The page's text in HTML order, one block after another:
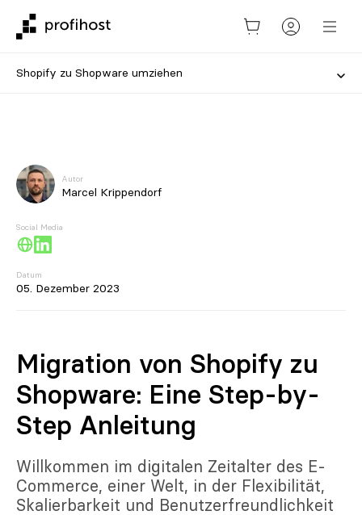
Shopify zu Shopware umziehen
Autor
Marcel Krippendorf
Social Media
Datum
05. Dezember 2023
Migration von Shopify zu
Shopware: Eine Step-by-
Step Anleitung
Willkommen im digitalen Zeitalter des E-
Commerce, einer Welt, in der Flexibilität,
Skalierbarkeit und Benutzerfreundlichkeit